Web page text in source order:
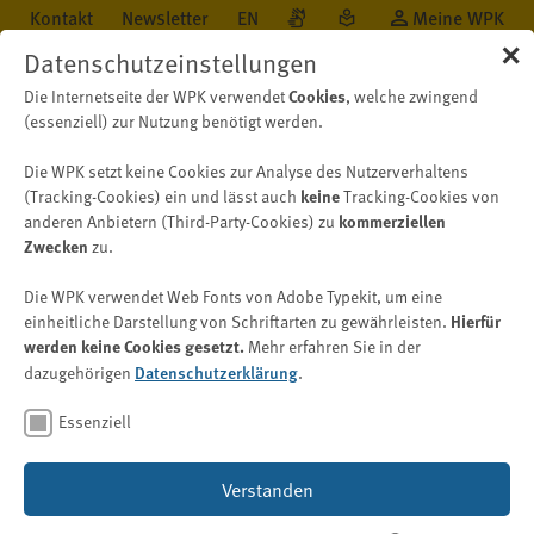
Kontakt Newsletter EN Meine WPK
Öffentlichkeit Neu auf WPK.de Nachricht
Berufsregister
Jahresbericht 2024 – Zahl der
Verwaltungsverfahren im
Bereich Berufsregister leicht
rückläufig
Bild: © David – stock.adobe.com
✕
Datenschutzeinstellungen
Die Internetseite der WPK verwendetCookies, welche zwingend
(essenziell) zur Nutzung benötigt werden.
Die WPK setzt keine Cookies zur Analyse des Nutzerverhaltens
(Tracking-Cookies) ein und lässt auch keineTracking-Cookies von
anderen Anbietern (Third-Party-Cookies) zu kommerziellen
Zwecken zu.
Die WPK verwendet Web Fonts von Adobe Typekit, um eine
einheitliche Darstellung von Schriftarten zu gewährleisten. Hierfür
werden keine Cookies gesetzt. Mehr erfahren Sie in der
dazugehörigen Datenschutzerklärung.
Essenziell
Verstanden